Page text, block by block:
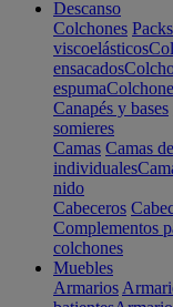
Descanso
Colchones
viscoelásticos
ensacados
espuma
Canapés y bases
somieres
Camas Camas
individuales
nido
Cabeceros
Complementos
colchones
Muebles
Armarios